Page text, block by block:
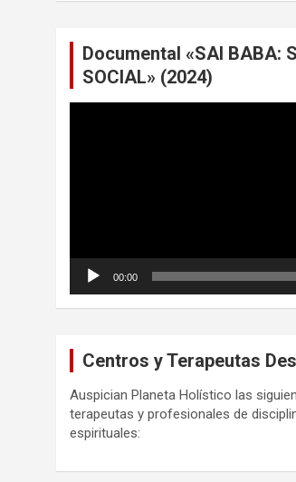
Documental «SAI BABA:
SOCIAL» (2024)
00:00
Centros y Terapeutas
Auspician Planeta Holístico las
terapeutas y profesionales de
espirituales: